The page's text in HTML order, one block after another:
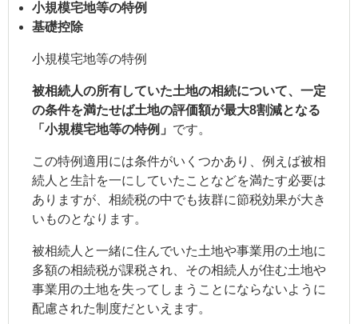
小規模宅地等の特例
基礎控除
小規模宅地等の特例
被相続人の所有していた土地の相続について、一定
の条件を満たせば土地の評価額が最大8割減となる
「小規模宅地等の特例」 です。
この特例適用には条件がいくつかあり、例えば被相
続人と生計を一にしていたことなどを満たす必要は
ありますが、相続税の中でも抜群に節税効果が大き
いものとなります。
被相続人と一緒に住んでいた土地や事業用の土地に
多額の相続税が課税され、その相続人が住む土地や
事業用の土地を失ってしまうことにならないように
配慮された制度だといえます。